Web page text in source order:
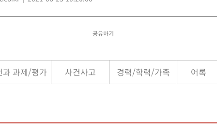
공유하기
과 과제/평가 사건사고 경력/학력/가족 어록